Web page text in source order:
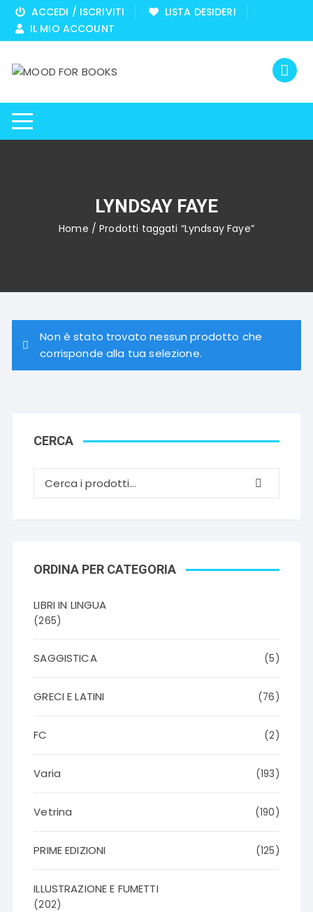
Vai
contenuto
ACCEDI / ISCRIVITI
LISTA DESIDERI
IL MIO ACCOUNT
LYNDSAY FAYE
Home / Prodotti taggati “Lyndsay Faye”
Non è stato trovato nessun prodotto che
corrisponde alla tua selezione.
CERCA
ORDINA PER CATEGORIA
LIBRI IN LINGUA
(265)
SAGGISTICA (5)
GRECI E LATINI (76)
FC (2)
Varia (193)
Vetrina (190)
PRIME EDIZIONI (125)
ILLUSTRAZIONE E FUMETTI
(202)